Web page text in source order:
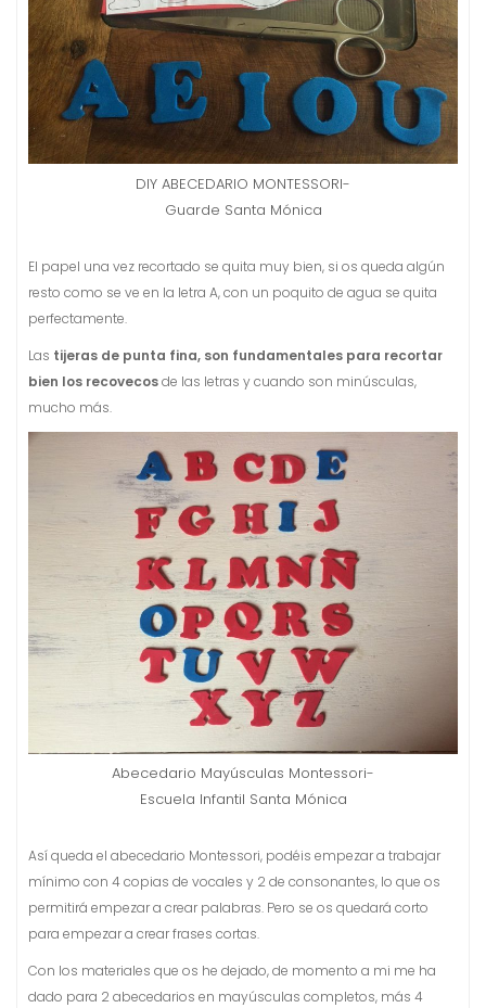
DIY ABECEDARIO MONTESSORI-
Guarde Santa Mónica
El papel una vez recortado se quita muy bien, si os queda algún
resto como se ve en la letra A, con un poquito de agua se quita
perfectamente.
Las tijeras de punta fina, son fundamentales para recortar
bien los recovecosde las letras y cuando son minúsculas,
mucho más.
Abecedario Mayúsculas Montessori-
Escuela Infantil Santa Mónica
Así queda el abecedario Montessori, podéis empezar a trabajar
mínimo con 4 copias de vocales y 2 de consonantes, lo que os
permitirá empezar a crear palabras. Pero se os quedará corto
para empezar a crear frases cortas.
Con los materiales que os he dejado, de momento a mi me ha
dado para 2 abecedarios en mayúsculas completos, más 4